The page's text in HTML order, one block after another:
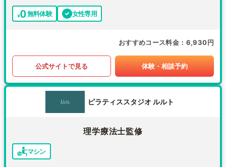
無料体験 女性専用
おすすめコース料金 6,930円
公式サイトで見る 体験・相談予約
ピラティススタジオ ルルト
理学療法士監修
マシン